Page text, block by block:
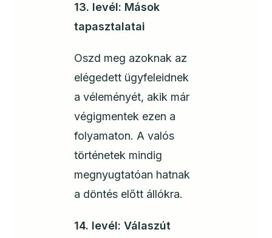
13. levél: Mások
tapasztalatai
Oszd meg azoknak az
elégedett ügyfeleidnek
a véleményét, akik már
végigmentek ezen a
folyamaton. A valós
történetek mindig
megnyugtatóan hatnak
a döntés előtt állókra.
14. levél: Válaszút